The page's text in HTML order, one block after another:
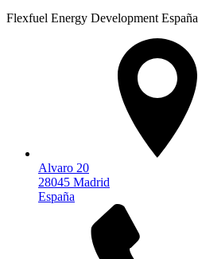
Flexfuel Energy Development España
Alvaro 20
28045 Madrid
España